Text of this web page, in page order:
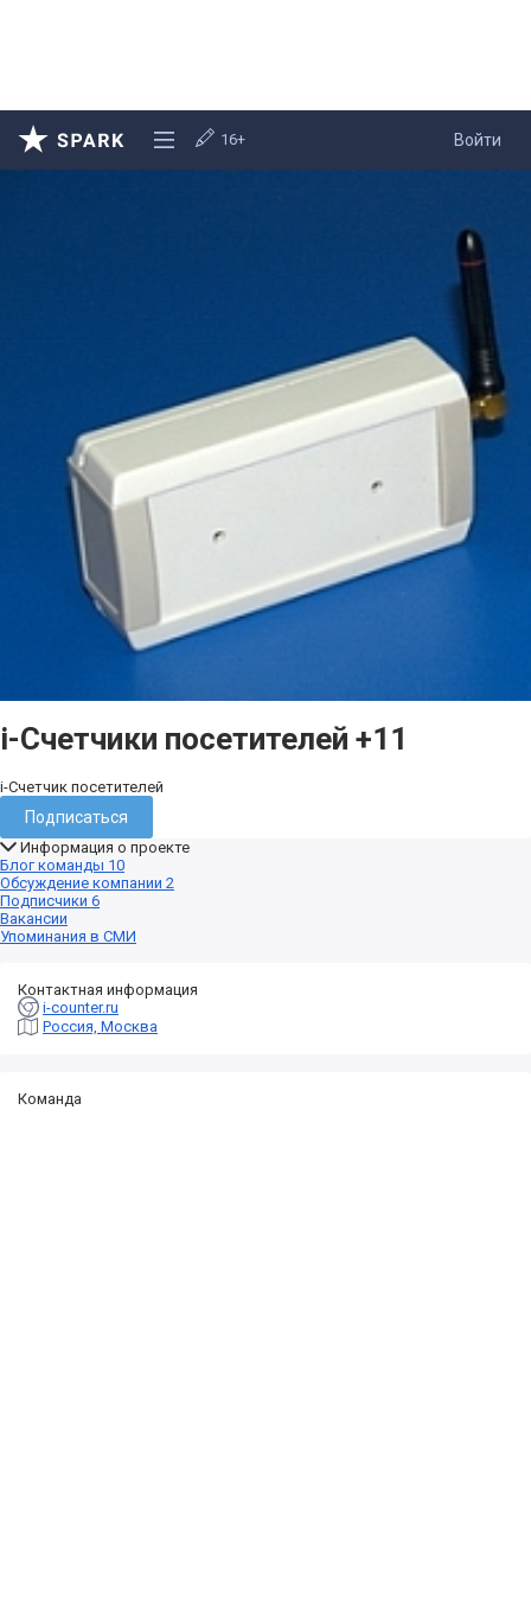
Войти
16+
i-Cчетчики посетителей +11
i-Счетчик посетителей
Подписаться
Информация о проекте
Блог команды 10
Обсуждение компании 2
Подписчики 6
Вакансии
Упоминания в СМИ
Контактная информация
i-counter.ru
Россия, Москва
Команда